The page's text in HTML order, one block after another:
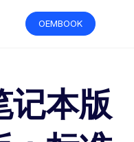
OEMBOOK
记本版